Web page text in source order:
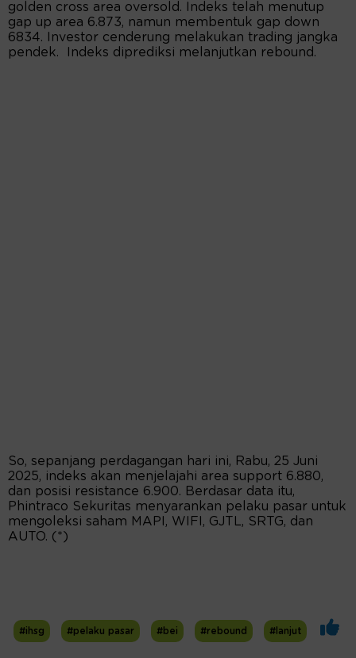
golden cross area oversold. Indeks telah menutup
gap up area 6.873, namun membentuk gap down
6834. Investor cenderung melakukan trading jangka
pendek. Indeks diprediksi melanjutkan rebound.
So, sepanjang perdagangan hari ini, Rabu, 25 Juni
2025, indeks akan menjelajahi area support 6.880,
dan posisi resistance 6.900. Berdasar data itu,
Phintraco Sekuritas menyarankan pelaku pasar untuk
mengoleksi saham MAPI, WIFI, GJTL, SRTG, dan
AUTO. (*)
#ihsg #pelaku pasar #bei #rebound #lanjut